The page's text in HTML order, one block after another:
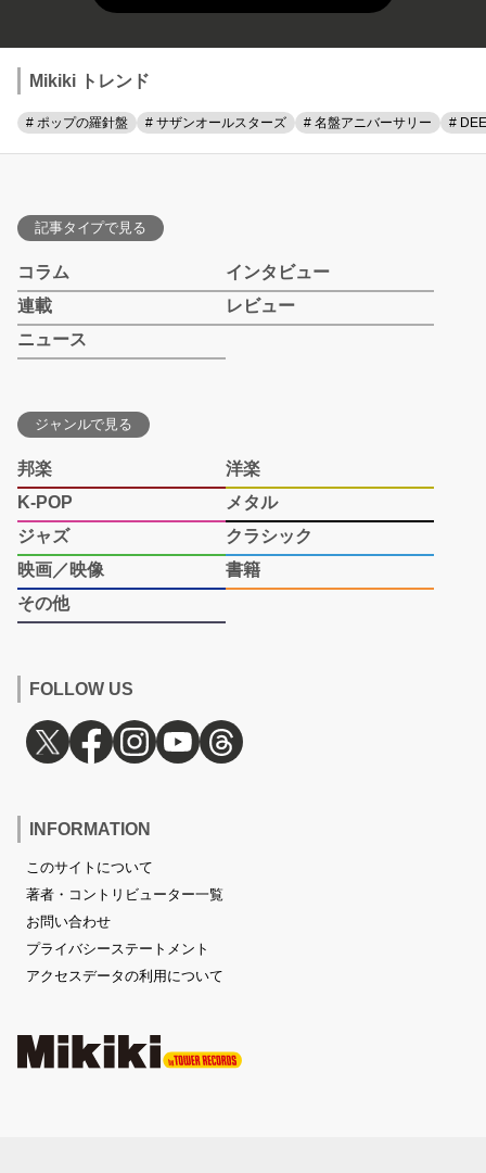
Mikiki トレンド
# ポップの羅針盤 # サザンオールスターズ # 名盤アニバーサリー #
記事タイプで見る
コラム
インタビュー
連載
レビュー
ニュース
ジャンルで見る
邦楽
洋楽
K-POP
メタル
ジャズ
クラシック
映画／映像
書籍
その他
FOLLOW US
INFORMATION
このサイトについて
著者・コントリビューター一覧
お問い合わせ
プライバシーステートメント
アクセスデータの利用について